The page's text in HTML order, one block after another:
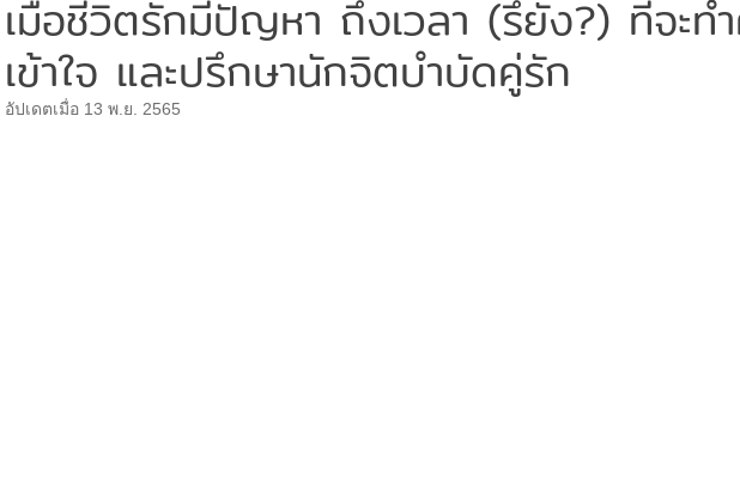
เมื่อชีวิตรักมีปัญหา ถึงเวลา (รึยัง?) ที่จะท
เข้าใจ และปรึกษานักจิตบำบัดคู่รัก
อัปเดตเมื่อ 13 พ.ย. 2565